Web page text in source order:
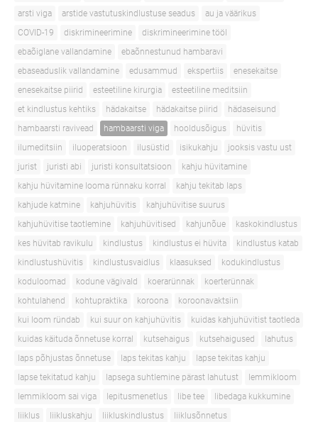
arsti viga
arstide vastutuskindlustuse seadus
au ja väärikus
COVID-19
diskrimineerimine
diskrimineerimine tööl
ebaõiglane vallandamine
ebaõnnestunud hambaravi
ebaseaduslik vallandamine
edusammud ekspertiis
enesekaitse
enesekaitse piirid
esteetiline kirurgia
esteetiline meditsiin
et kindlustus kehtiks
hädakaitse hädakaitse piirid
hädaseisund
hambaarsti ravivead
hambaarsti viga hooldusõigus
hüvitis
ilumeditsiin
iluoperatsioon ilusüstid isikukahju
jooksis vastu ust
jurist
juristi abi juristi konsultatsioon
kahju hüvitamine
kahju hüvitamine looma rünnaku korral
kahju tekitab laps
kahjude katmine
kahjuhüvitis
kahjuhüvitise suurus
kahjuhüvitise taotlemine
kahjuhüvitised kahjunõue
kaskokindlustus
kes hüvitab ravikulu
kindlustus kindlustus ei hüvita
kindlustus katab
kindlustushüvitis
kindlustusvaidlus klaasuksed
kodukindlustus
koduloomad
kodune vägivald koerarünnak
koerterünnak
kohtulahend
kohtupraktika koroona
koroonavaktsiin
kui loom ründab
kui suur on kahjuhüvitis
kuidas kahjuhüvitist taotleda
kuidas käituda õnnetuse korral
kutsehaigus kutsehaigused
lahutus
laps põhjustas õnnetuse
laps tekitas kahju
lapse tekitas kahju
lapse tekitatud kahju
lapsega suhtlemine pärast lahutust
lemmikloom
lemmikloom sai viga
lepitusmenetlus libe tee
libedaga kukkumine
liiklus
liikluskahju liikluskindlustus
liiklusõnnetus